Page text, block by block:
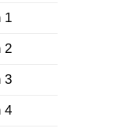
1
2
3
4